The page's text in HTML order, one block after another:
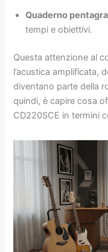
Quaderno
tempi e obiettivi.
Questa attenzione al
l’acustica amplificata,
diventano parte della
quindi, è capire cosa
CD220SCE in termini